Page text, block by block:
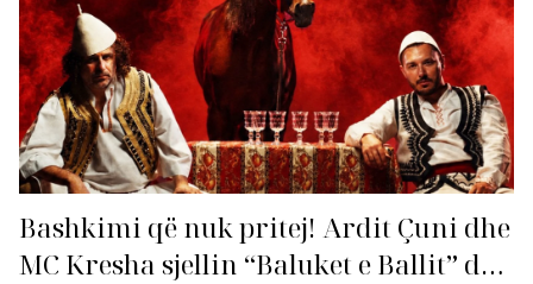
Bashkimi që nuk pritej! Ardit Çuni dhe
MC Kresha sjellin “Baluket e Ballit” dhe